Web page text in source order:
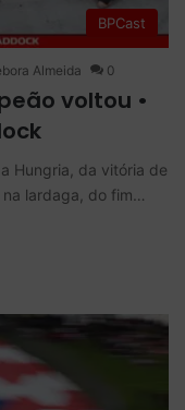
BPCast
Almeida 0
voltou •
Hungria, da vitória de
na lardaga, do fim…